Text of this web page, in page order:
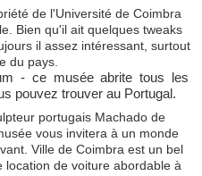
de l'Université de Coimbra
Bien qu'il ait quelques tweaks
il assez intéressant, surtout
du pays.
- ce musée abrite tous les
pouvez trouver au Portugal.
portugais Machado de
vous invitera à un monde
Ville de Coimbra est un bel
de voiture abordable à